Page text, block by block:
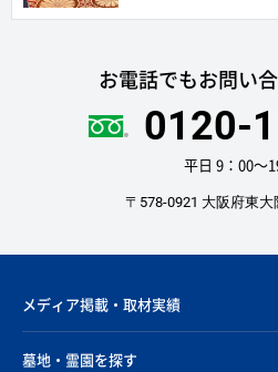
お電話でもお問い
0120-
平日 9：00〜
〒578-0921 大阪府東
メディア掲載・取材実績
墓地・霊園を探す